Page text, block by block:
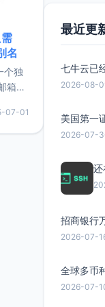
名
个独
箱等
较有
惠的
07-01
最近更
2026-08-
2026-07-
招商银行
2026-07-
2026-07-